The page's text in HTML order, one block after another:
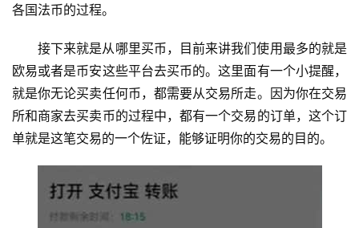
各国法币的过程。
接下来就是从哪里买币，目前来讲我们使用最多的就是
欧易或者是币安这些平台去买币的。这里面有一个小提醒，
就是你无论买卖任何币，都需要从交易所走。因为你在交易
所和商家去买卖币的过程中，都有一个交易的订单，这个订
单就是这笔交易的一个佐证，能够证明你的交易的目的。